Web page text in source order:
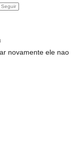
Seguir
novamente ele nao